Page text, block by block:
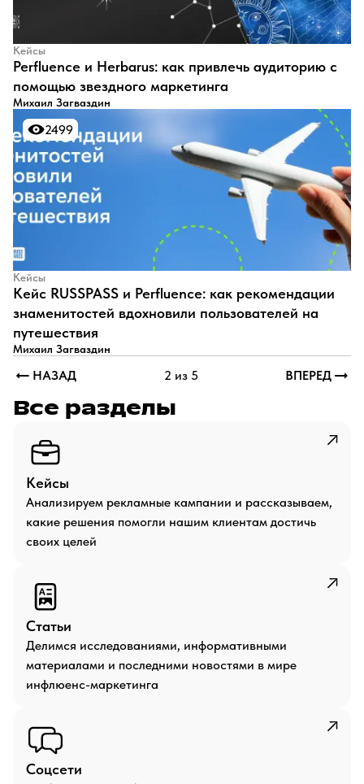
Кейсы
Perfluence и Herbarus: как привлечь аудиторию с
помощью звездного маркетинга
Михаил Загваздин
2499
2499
Кейсы
​Кейс RUSSPASS и Perfluence: как рекомендации
знаменитостей вдохновили пользователей на
путешествия
Михаил Загваздин
НАЗАД 2 из 5 ВПЕРЕД
Все разделы
Кейсы
Анализируем рекламные кампании и рассказываем,
какие решения помогли нашим клиентам достичь
своих целей
Статьи
Делимся исследованиями, информативными
материалами и последними новостями в мире
инфлюенс-маркетинга
Соцсети